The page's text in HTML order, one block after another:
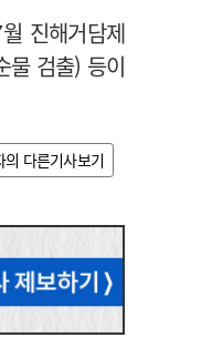
진해거담제
물 검출) 등이
의 다른기사보기